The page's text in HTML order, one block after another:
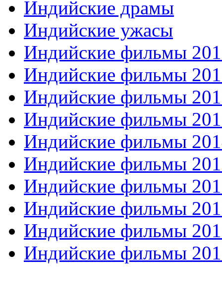
Индийские драмы
Индийские ужасы
Индийские фильмы
Индийские фильмы
Индийские фильмы
Индийские фильмы
Индийские фильмы
Индийские фильмы
Индийские фильмы
Индийские фильмы
Индийские фильмы
Индийские фильмы